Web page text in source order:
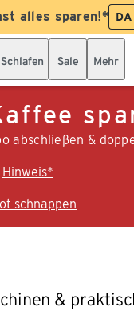
alles sparen!*
Schlafen Sale Mehr
abschließen &
Hinweis*
schnappen
&